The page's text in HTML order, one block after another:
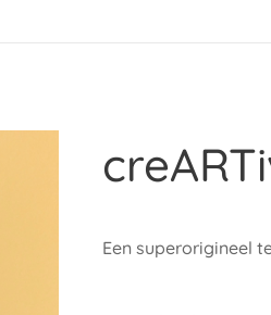
Een superorigineel